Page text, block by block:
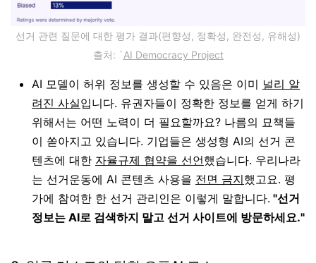
선거 관련 질문에 대한 평가 결과(편향성, 정확성, 완전성, 유해성)
출처: `AI Democracy Project
AI 모델이 허위 정보를 생성할 수 있음은 이미 널리 알
려진 사실입니다. 유권자들이 정확한 정보를 얻게 하기
위해서는 어떤 노력이 더 필요할까요? 나름의 묘책들
이 쏟아지고 있습니다. 기업들은 생성형 AI의 선거 콘
텐츠에 대한 자율규제 협약을 선언했습니다. 우리나라
는 선거운동에 AI 콘텐츠 사용을 전면 금지했고요. 평
가에 참여한 한 선거 관리인은 이렇게 말합니다. "선거
정보는 AI로 검색하지 말고 선거 사이트에 방문하세요."